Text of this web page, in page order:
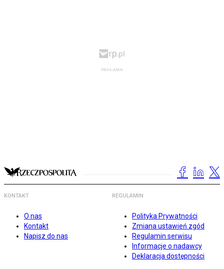
KONTAKT
O nas
Kontakt
Napisz do nas
REGULAMIN
Polityka Prywatności
Zmiana ustawień zgód
Regulamin serwisu
Informacje o nadawcy
Deklaracja dostępności